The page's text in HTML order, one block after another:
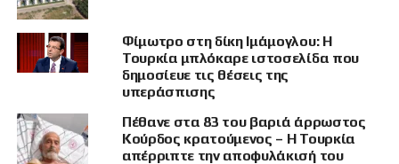
Παράλληλα με τις ΗΠΑ, και ευρωπαϊκές
πρωτεύουσες εμφανίζονται προβληματισμένες,
σύμφωνα με τα τουρκικά ΜΜΕ. Σε εσωτερικές
εκθέσεις γερμανικών πηγών ασφαλείας,
καταγράφεται αυξημένη κινητικότητα στις
στρατιωτικές επαφές Άγκυρας και Καίρου, ενώ
δεν αποκλείεται η προοπτική μιας ευρύτερης
Φίμωτρο στη δίκη Ιμάμογλου: Η
Τουρκία μπλόκαρε ιστοσελίδα που
δημοσίευε τις θέσεις της
υπεράσπισης
Πέθανε στα 83 του βαριά άρρωστος
Κούρδος κρατούμενος – Η Τουρκία
απέρριπτε την αποφυλάκισή του